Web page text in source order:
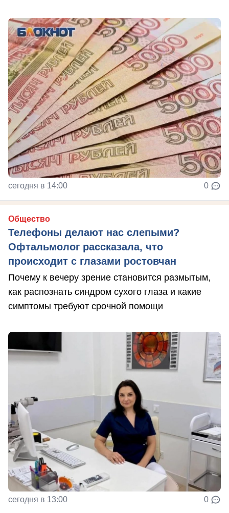
сегодня в 14:00 0
Общество
Телефоны делают нас слепыми?
Офтальмолог рассказала, что
происходит с глазами ростовчан
Почему к вечеру зрение становится размытым,
как распознать синдром сухого глаза и какие
симптомы требуют срочной помощи
сегодня в 13:00 0